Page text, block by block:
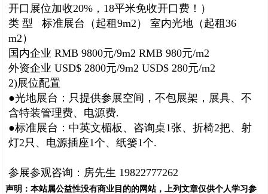
开口展位加收20%，18平米免收开口费！）
类 型 标准展台（起租9m2） 室内光地（起租36
m2）
国内企业 RMB 9800元/9m2 RMB 980元/m2
外资企业 USD$ 2800元/9m2 USD$ 280元/m2
2)展位配置
●光地展台：只提供参展空间，不包展架，展具、不
含特装管理费、电源费.
●标准展台：中英文楣板、咨询桌1张、折椅2把、射
灯2只、电源插座1个、纸篓1个.
参展参观咨询：房先生 19822777262
声明： 本站属公益性没有商业目的的网站，上列文章仅供个人学习参